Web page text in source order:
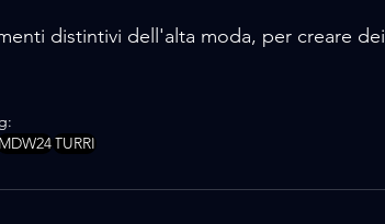
distintivi dell'alta moda, per creare dei
MDW24TURRI